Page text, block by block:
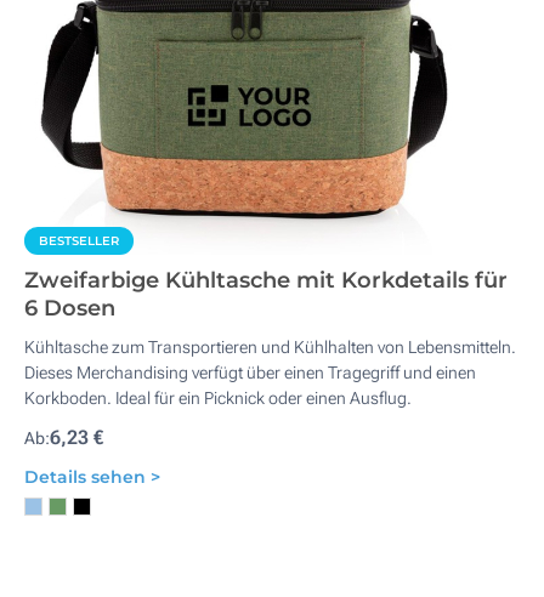
BESTSELLER
Zweifarbige Kühltasche mit Korkdetails für
6 Dosen
Kühltasche zum Transportieren und Kühlhalten von Lebensmitteln.
Dieses Merchandising verfügt über einen Tragegriff und einen
Korkboden. Ideal für ein Picknick oder einen Ausflug.
Ab:6,23 €
Details sehen >